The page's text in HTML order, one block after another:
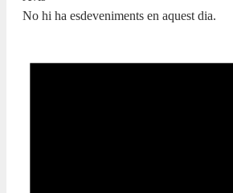
No hi ha esdeveniments en aquest dia.